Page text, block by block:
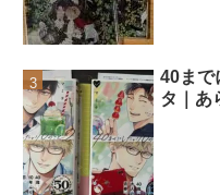
40まで
タ｜あ